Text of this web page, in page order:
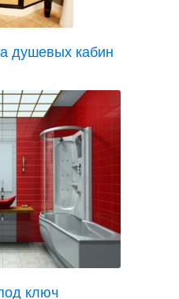
душевых кабин
ключ